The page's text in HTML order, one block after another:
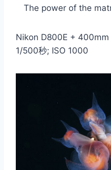
The power of the
Nikon D800E + 400mm
1/500秒; ISO 1000